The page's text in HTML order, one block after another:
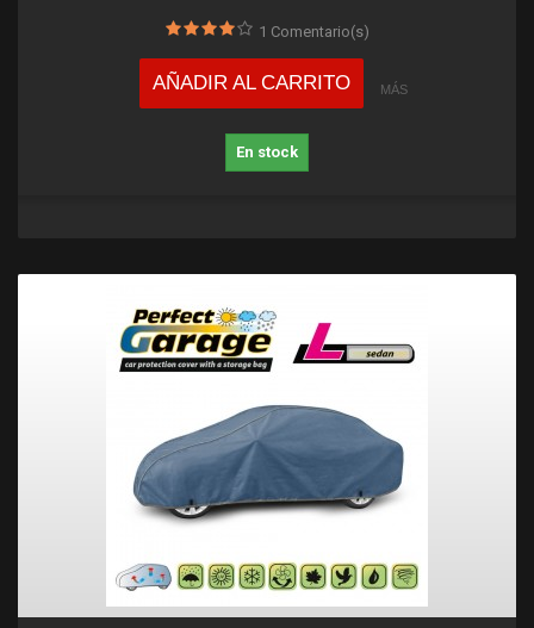
1 Comentario(s)
AÑADIR AL CARRITO MÁS
En stock